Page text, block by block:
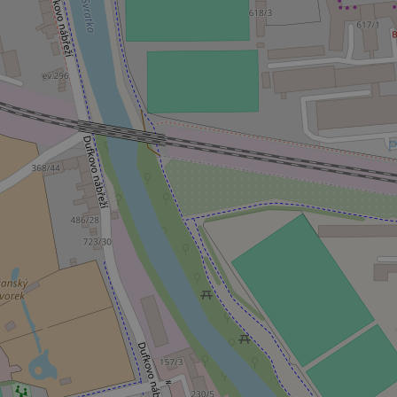
_ga_LSHBD1S1X4